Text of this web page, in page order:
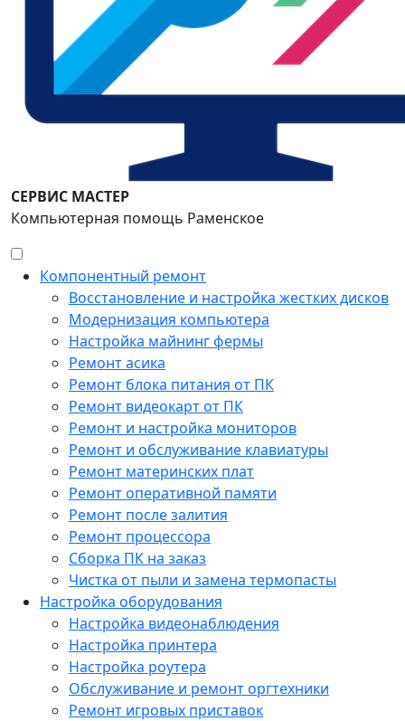
СЕРВИС МАСТЕР
Компьютерная помощь Раменское
Компонентный ремонт
Восстановление и настройка жестких дисков
Модернизация компьютера
Настройка майнинг фермы
Ремонт асика
Ремонт блока питания от ПК
Ремонт видеокарт от ПК
Ремонт и настройка мониторов
Ремонт и обслуживание клавиатуры
Ремонт материнских плат
Ремонт оперативной памяти
Ремонт после залития
Ремонт процессора
Сборка ПК на заказ
Чистка от пыли и замена термопасты
Настройка оборудования
Настройка видеонаблюдения
Настройка принтера
Настройка роутера
Обслуживание и ремонт оргтехники
Ремонт игровых приставок